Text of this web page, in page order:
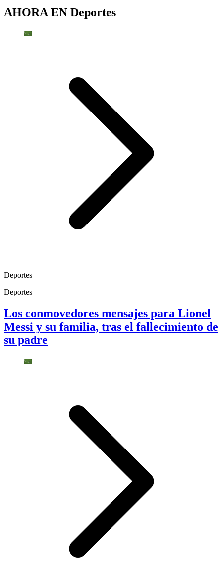
AHORA EN Deportes
Deportes
Deportes
Los conmovedores mensajes para Lionel
Messi y su familia, tras el fallecimiento de
su padre